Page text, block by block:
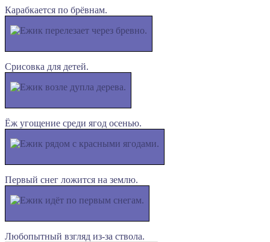
Карабкается по брёвнам.
Срисовка для детей.
Ёж угощение среди ягод осенью.
Первый снег ложится на землю.
Любопытный взгляд из-за ствола.